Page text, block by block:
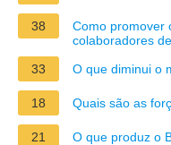
38
Como promover
colaboradores
33
O que diminui o
18 Quais são as
21 O que produz o